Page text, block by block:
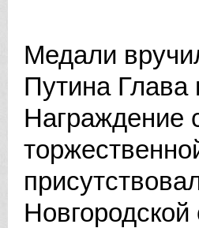
Медали
Путина Глава
Награждение